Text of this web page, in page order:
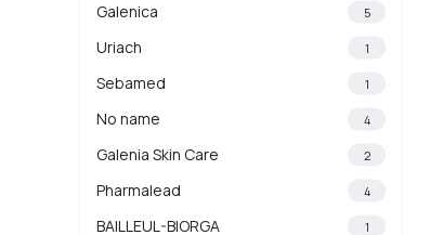
Galenica 5
Uriach 1
Sebamed 1
No name 4
Galenia Skin Care 2
Pharmalead 4
BAILLEUL-BIORGA 1